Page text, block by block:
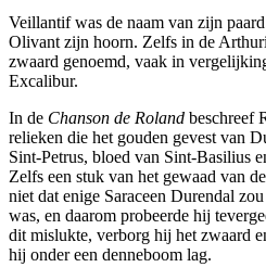
Veillantif was de naam van zijn
Olivant zijn hoorn. Zelfs in de
zwaard genoemd, vaak in
Excalibur.
In de Chanson de Roland beschreef
relieken die het gouden gevest van
Sint-Petrus, bloed van Sint-Basilius
Zelfs een stuk van het gewaad van
niet dat enige Saraceen Durendal
was, en daarom probeerde hij
dit mislukte, verborg hij het zwaard
hij onder een denneboom lag.